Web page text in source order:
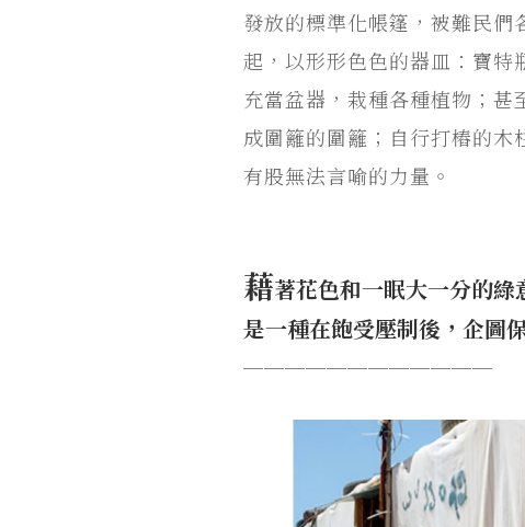
發放的標準化帳篷，被難民
起，以形形色色的器皿：寶
充當盆器，栽種各種植物；
成圍籬的圍籬；自行打樁的木
有股無法言喻的力量。
藉著花色和一眠大一分的綠
是一種在飽受壓制後，企圖
────────────